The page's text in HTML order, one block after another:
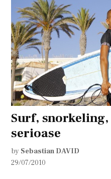
Surf,
serioase
by Sebastian DAVID
29/07/2010